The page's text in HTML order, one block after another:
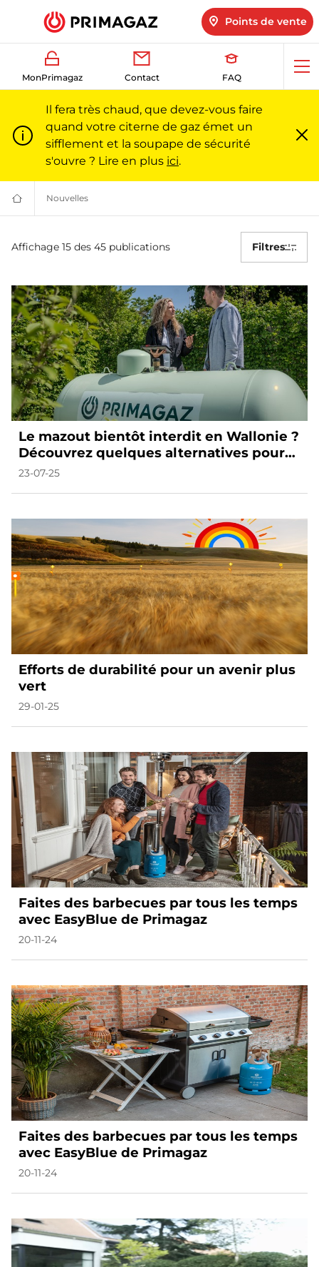
Points de vente
MonPrimagaz Contact FAQ
Il fera très chaud, que devez-vous faire
quand votre citerne de gaz émet un
sifflement et la soupape de sécurité
s'ouvre ? Lire en plus ici.
Du
gaz
et
Primagaz
Nouvelles
Nouvelles
Affichage 15 des 45 publications Filtres
Le mazout bientôt interdit en Wallonie ?
Découvrez quelques alternatives pour
se chauffer durablement.
23-07-25
Efforts de durabilité pour un avenir plus
vert
29-01-25
Faites des barbecues par tous les temps
avec EasyBlue de Primagaz
20-11-24
Faites des barbecues par tous les temps
avec EasyBlue de Primagaz
20-11-24